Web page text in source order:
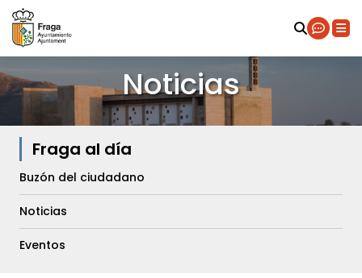
Noticias
Fraga al día
Buzón del ciudadano
Noticias
Eventos